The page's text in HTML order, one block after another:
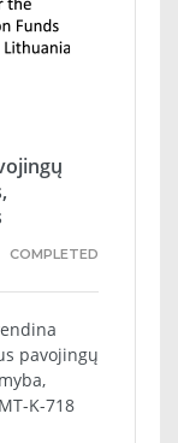
COMPLETED
pavojingų
K-718